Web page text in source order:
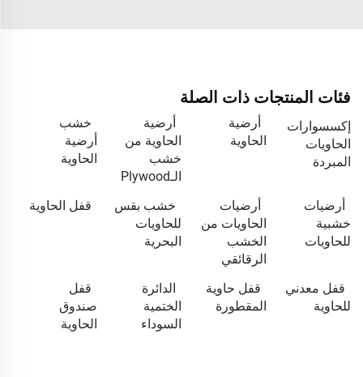
فئات المنتجات ذات الصلة
إكسسوارات
الحاويات
المبردة
أرضية
الحاوية
أرضية
الحاوية من
خشب
الـPlywood
خشب
أرضية
الحاوية
أرضيات
خشبية
للحاويات
أرضيات
الحاويات من
الخشب
الرقائقي
خشب بقس
للحاويات
البحرية
قفل الحاوية
قفل معدني
للحاوية
قفل حاوية
المقطورة
الدائرة
الختمية
السوداء
قفل
صندوق
الحاوية